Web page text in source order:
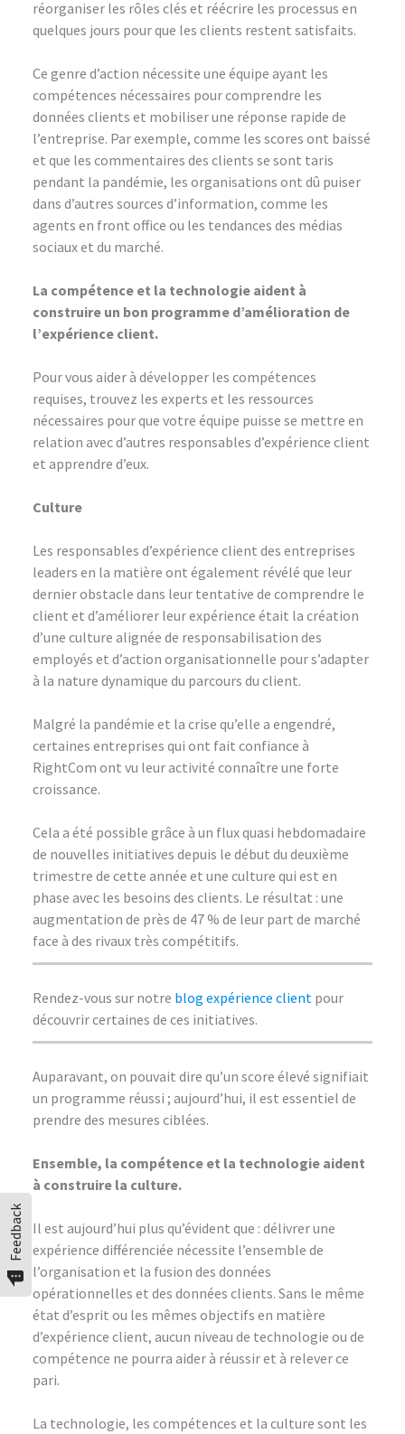
réorganiser les rôles clés et réécrire les processus en
quelques jours pour que les clients restent satisfaits.
Ce genre d’action nécessite une équipe ayant les
compétences nécessaires pour comprendre les
données clients et mobiliser une réponse rapide de
l’entreprise. Par exemple, comme les scores ont baissé
et que les commentaires des clients se sont taris
pendant la pandémie, les organisations ont dû puiser
dans d’autres sources d’information, comme les
agents en front office ou les tendances des médias
sociaux et du marché.
La compétence et la technologie aident à
construire un bon programme d’amélioration de
l’expérience client.
Pour vous aider à développer les compétences
requises, trouvez les experts et les ressources
nécessaires pour que votre équipe puisse se mettre en
relation avec d’autres responsables d’expérience client
et apprendre d’eux.
Culture
Les responsables d’expérience client des entreprises
leaders en la matière ont également révélé que leur
dernier obstacle dans leur tentative de comprendre le
client et d’améliorer leur expérience était la création
d’une culture alignée de responsabilisation des
employés et d’action organisationnelle pour s’adapter
à la nature dynamique du parcours du client.
Malgré la pandémie et la crise qu’elle a engendré,
certaines entreprises qui ont fait confiance à
RightCom ont vu leur activité connaître une forte
croissance.
Cela a été possible grâce à un flux quasi hebdomadaire
de nouvelles initiatives depuis le début du deuxième
trimestre de cette année et une culture qui est en
phase avec les besoins des clients. Le résultat : une
augmentation de près de 47 % de leur part de marché
face à des rivaux très compétitifs.
Rendez-vous sur notre blog expérience client pour
découvrir certaines de ces initiatives.
Auparavant, on pouvait dire qu’un score élevé signifiait
un programme réussi ; aujourd’hui, il est essentiel de
prendre des mesures ciblées.
Ensemble, la compétence et la technologie aident
à construire la culture.
Il est aujourd’hui plus qu’évident que : délivrer une
expérience différenciée nécessite l’ensemble de
l’organisation et la fusion des données
opérationnelles et des données clients. Sans le même
état d’esprit ou les mêmes objectifs en matière
d’expérience client, aucun niveau de technologie ou de
compétence ne pourra aider à réussir et à relever ce
pari.
La technologie, les compétences et la culture sont les
Feedback